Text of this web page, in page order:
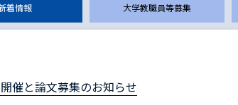
大学教職員等募集
着情報
催と論文募集のお知らせ